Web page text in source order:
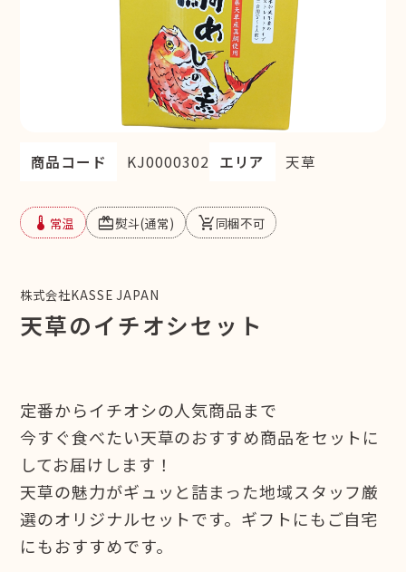
商品コード KJ0000302 エリア 天草
device_thermostat 常温 redeem熨斗(通常) remove_shopping_cart同梱不可
株式会社KASSE JAPAN
天草のイチオシセット
定番からイチオシの人気商品まで
今すぐ食べたい天草のおすすめ商品をセットに
してお届けします！
天草の魅力がギュッと詰まった地域スタッフ厳
選のオリジナルセットです。ギフトにもご自宅
にもおすすめです。